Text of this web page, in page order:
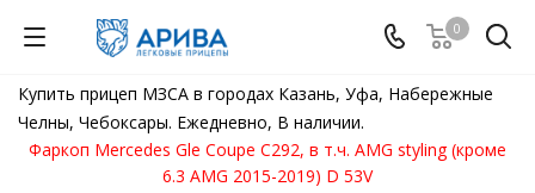
0
Купить прицеп МЗСА в городах Казань, Уфа, Набережные
Челны, Чебоксары. Ежедневно, В наличии.
Фаркоп Mercedes Gle Coupe C292, в т.ч. AMG styling (кроме
6.3 AMG 2015-2019) D 53V